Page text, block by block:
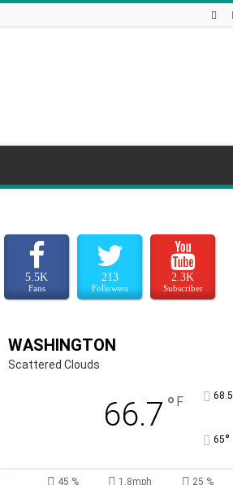
5.5K
Fans
213
Followers
2.3K
Subscriber
WASHINGTON
Scattered Clouds
66.7 ° F 68.5
65°
45 % 1.8mph 25 %